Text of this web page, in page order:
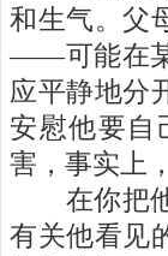
和生气。父
——可能在
应平静地分
安慰他要自
害，事实上
在你把他
有关他看见